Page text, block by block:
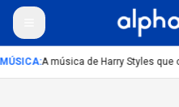
:A música de Harry Styles que